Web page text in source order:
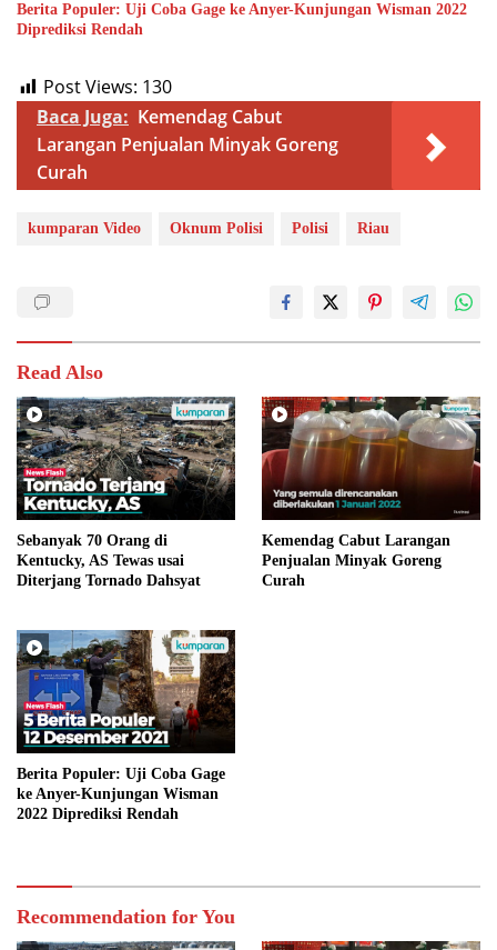
Berita Populer: Uji Coba Gage ke Anyer-Kunjungan Wisman 2022
Diprediksi Rendah
Post Views: 130
Baca Juga: Kemendag Cabut
Larangan Penjualan Minyak Goreng
Curah
kumparan Video Oknum Polisi Polisi Riau
Read Also
Sebanyak 70 Orang di
Kentucky, AS Tewas usai
Diterjang Tornado Dahsyat
Kemendag Cabut Larangan
Penjualan Minyak Goreng
Curah
Berita Populer: Uji Coba Gage
ke Anyer-Kunjungan Wisman
2022 Diprediksi Rendah
Recommendation for You